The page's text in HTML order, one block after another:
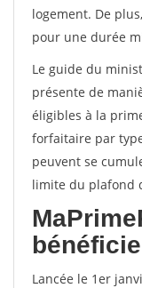
logement. De
pour une durée
Le guide du
présente de
éligibles à la
forfaitaire par
peuvent se
limite du plafond
Lancée le 1er